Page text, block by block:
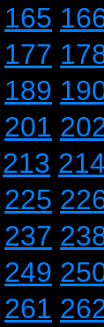
165
177
189
201
213
225
237
249
261